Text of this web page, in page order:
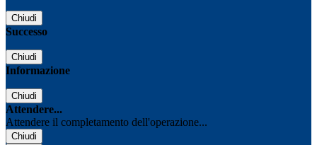
Chiudi
Successo
Chiudi
Informazione
Chiudi
Attendere...
Attendere il completamento dell'operazione...
Chiudi